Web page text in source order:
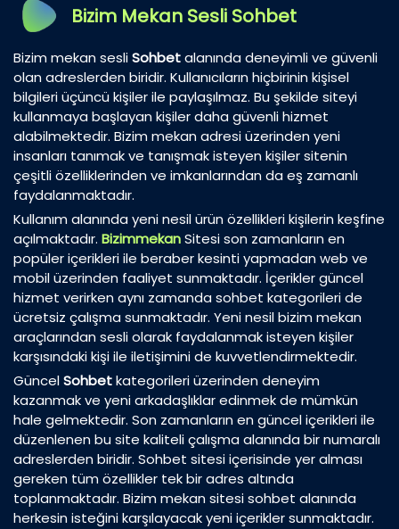
Bizim Mekan Sesli Sohbet
Bizim mekan sesliSohbetalanında deneyimli ve güvenli
olan adreslerden biridir. Kullanıcıların hiçbirinin kişisel
bilgileri üçüncü kişiler ile paylaşılmaz. Bu şekilde siteyi
kullanmaya başlayan kişiler daha güvenli hizmet
alabilmektedir. Bizim mekan adresi üzerinden yeni
insanları tanımak ve tanışmak isteyen kişiler sitenin
çeşitli özelliklerinden ve imkanlarından da eş zamanlı
faydalanmaktadır.
Kullanım alanında yeni nesil ürün özellikleri kişilerin keşfine
açılmaktadır. BizimmekanSitesi son zamanların en
popüler içerikleri ile beraber kesinti yapmadan web ve
mobil üzerinden faaliyet sunmaktadır. İçerikler güncel
hizmet verirken aynı zamanda sohbet kategorileri de
ücretsiz çalışma sunmaktadır. Yeni nesil bizim mekan
araçlarından sesli olarak faydalanmak isteyen kişiler
karşısındaki kişi ile iletişimini de kuvvetlendirmektedir.
GüncelSohbetkategorileri üzerinden deneyim
kazanmak ve yeni arkadaşlıklar edinmek de mümkün
hale gelmektedir. Son zamanların en güncel içerikleri ile
düzenlenen bu site kaliteli çalışma alanında bir numaralı
adreslerden biridir. Sohbet sitesi içerisinde yer alması
gereken tüm özellikler tek bir adres altında
toplanmaktadır. Bizim mekan sitesi sohbet alanında
herkesin isteğini karşılayacak yeni içerikler sunmaktadır.